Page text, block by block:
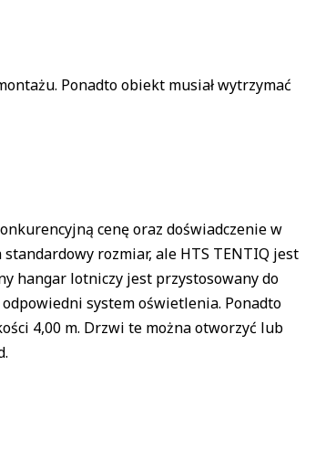
Ponadto obiekt musiał wytrzymać
cenę oraz doświadczenie w
rozmiar, ale HTS TENTIQ jest
hangar lotniczy jest przystosowany do
system oświetlenia. Ponadto
4,00 m. Drzwi te można otworzyć lub